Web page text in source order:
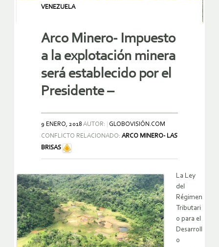
VENEZUELA
Arco Minero- Impuesto
a la explotación minera
será establecido por el
Presidente –
9 ENERO, 2018 AUTOR:
GLOBOVISIÓN.COM
CONFLICTO RELACIONADO: ARCO MINERO- LAS
BRISAS
La Ley
del
Régimen
Tributari
o para el
Desarroll
o